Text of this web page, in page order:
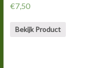
€7,50
Bekijk Product